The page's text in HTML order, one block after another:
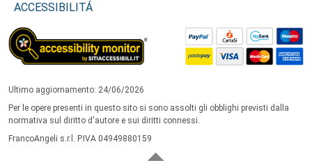
ACCESSIBILITÁ
Ultimo aggiornamento: 24/06/2026
Per le opere presenti in questo sito si sono assolti gli obblighi previsti dalla
normativa sul diritto d'autore e sui diritti connessi.
FrancoAngeli s.r.l. P.IVA 04949880159